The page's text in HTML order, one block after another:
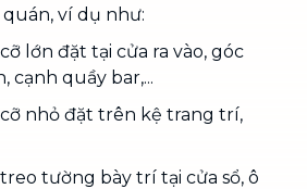
ví dụ như:
lớn đặt tại cửa ra vào, góc
cạnh quầy bar,...
nhỏ đặt trên kệ trang trí,
tường bày trí tại cửa sổ, ô